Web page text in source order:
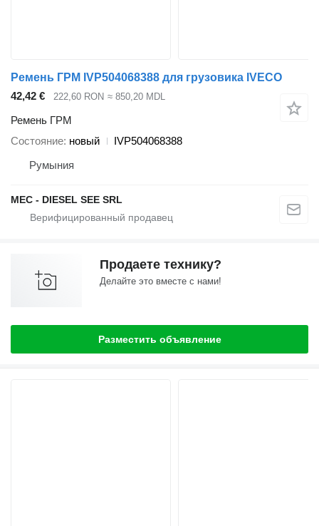
Ремень ГРМ IVP504068388 для грузовика IVECO
42,42 €
222,60 RON ≈ 850,20 MDL
Ремень ГРМ
Состояние новый
IVP504068388
Румыния
MEC - DIESEL SEE SRL
Продаете технику?
Делайте это вместе с нами!
Разместить объявление